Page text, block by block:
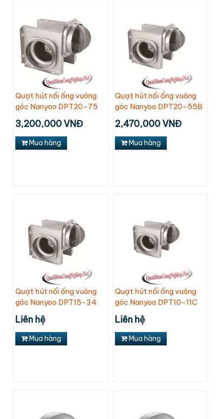
Quạt hút nối ống vuông
góc Nanyoo DPT20-75
3,200,000 VNĐ
Mua hàng
Quạt hút nối ống vuông
góc Nanyoo DPT20-55B
2,470,000 VNĐ
Mua hàng
Quạt hút nối ống vuông
góc Nanyoo DPT15-34
Liên hệ
Mua hàng
Quạt hút nối ống vuông
góc Nanyoo DPT10-11C
Liên hệ
Mua hàng